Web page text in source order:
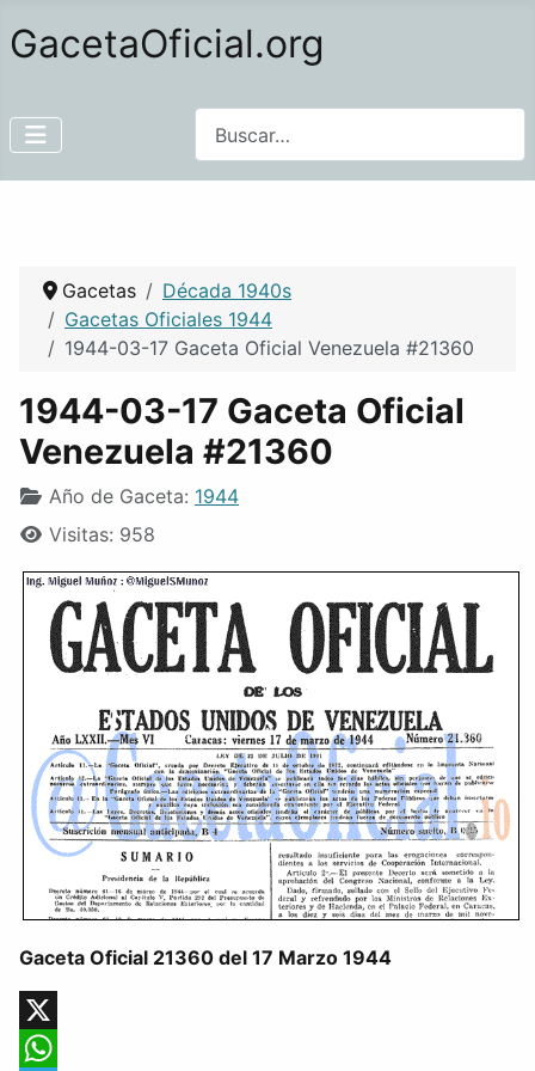
GacetaOficial.org
Gacetas
Década 1940s
Gacetas Oficiales 1944
1944-03-17 Gaceta Oficial Venezuela #21360
1944-03-17 Gaceta Oficial
Venezuela #21360
Año de Gaceta: 1944
Visitas: 958
Gaceta Oficial 21360 del 17 Marzo 1944
X